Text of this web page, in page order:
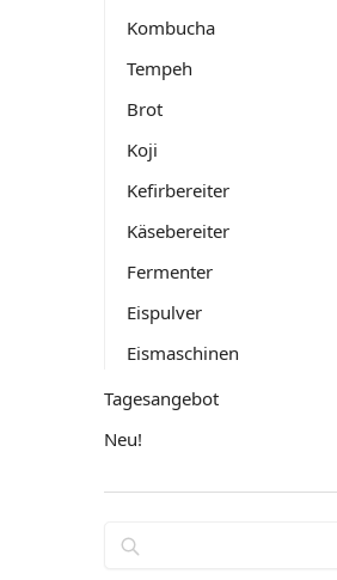
Kombucha
Tempeh
Brot
Koji
Kefirbereiter
Käsebereiter
Fermenter
Eispulver
Eismaschinen
Tagesangebot
Neu!